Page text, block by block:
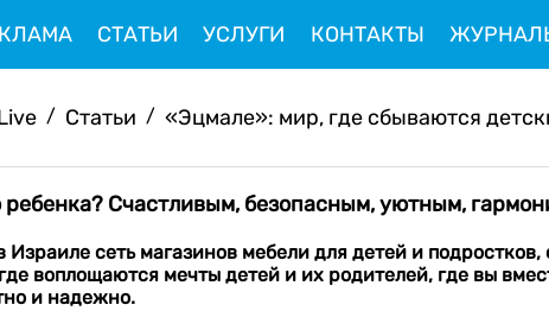
СТАТЬИ УСЛУГИ КОНТАКТЫ
/ Статьи / «Эцмале»: мир, где сбываются
Счастливым, безопасным, уютным,
Израиле сеть магазинов мебели для детей и подростков,
воплощаются мечты детей и их родителей, где вы
и надежно.